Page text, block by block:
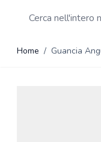
Search
Home / Guancia